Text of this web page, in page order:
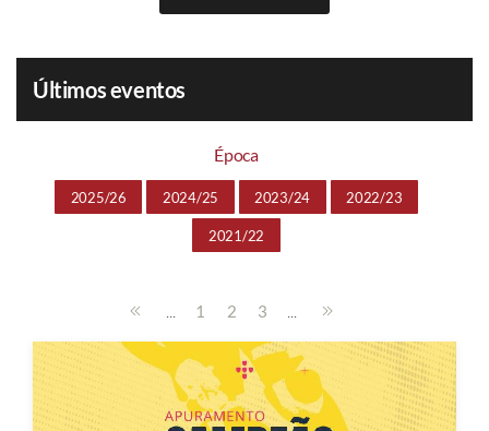
Últimos eventos
Época
2025/26 2024/25 2023/24 2022/23
2021/22
... 1 2 3 ...